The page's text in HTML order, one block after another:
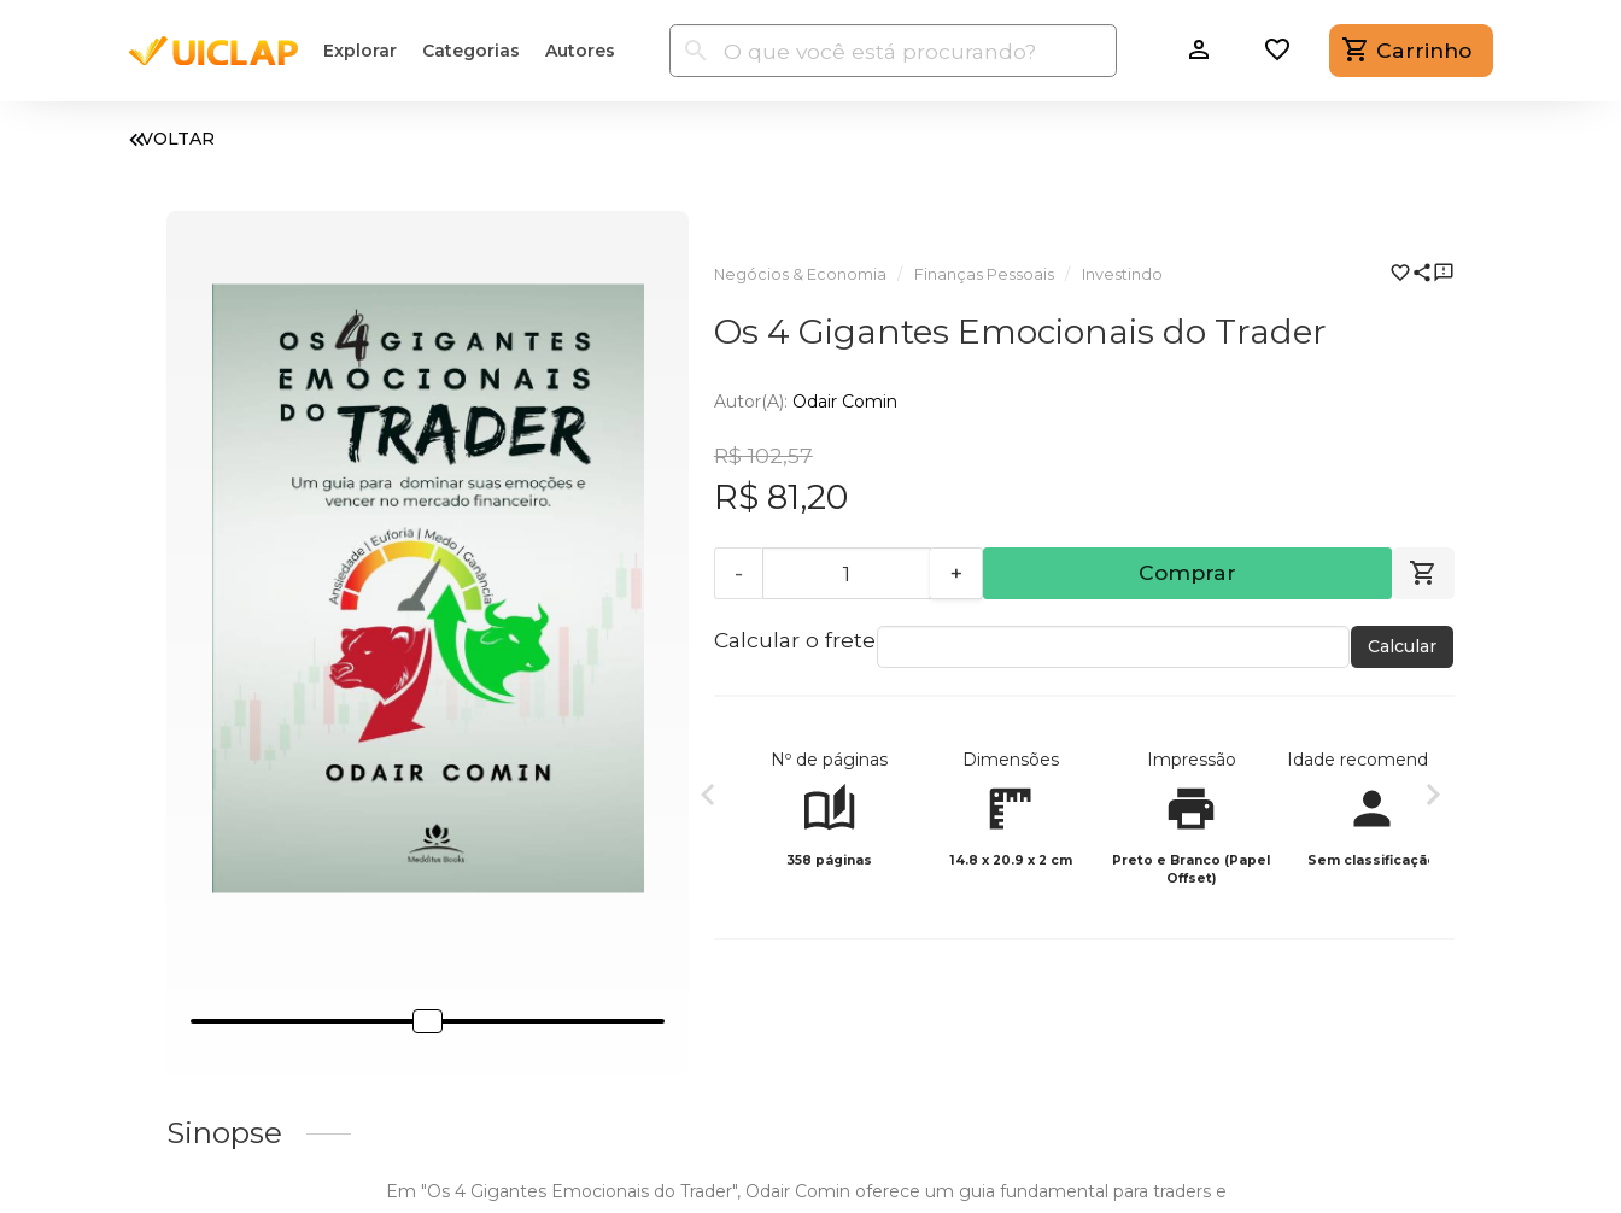
Explorar Categorias Autores Carrinho
VOLTAR
Negócios & Economia Finanças Pessoais Investindo
Os 4 Gigantes Emocionais do Trader
Autor(a): Odair Comin
R$ 102,57
R$ 81,20
- + Comprar
Calcular o frete Calcular
Nº de páginas
358 páginas
Dimensões
14.8 x 20.9 x 2 cm
Impressão
Preto e Branco (Papel
Offset)
Idade recomendada
Sem classificação
Sinopse
Em "Os 4 Gigantes Emocionais do Trader", Odair Comin oferece um guia fundamental para traders e